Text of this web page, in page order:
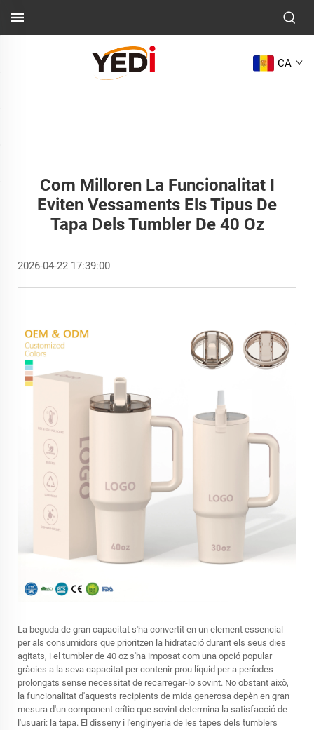
CA
Com Milloren La Funcionalitat I
Eviten Vessaments Els Tipus De
Tapa Dels Tumbler De 40 Oz
2026-04-22 17:39:00
La beguda de gran capacitat s'ha convertit en un element essencial
per als consumidors que prioritzen la hidratació durant els seus dies
agitats, i el tumbler de 40 oz s'ha imposat com una opció popular
gràcies a la seva capacitat per contenir prou líquid per a períodes
prolongats sense necessitat de recarregar-lo sovint. No obstant això,
la funcionalitat d'aquests recipients de mida generosa depèn en gran
mesura d'un component crític que sovint determina la satisfacció de
l'usuari: la tapa. El disseny i l'enginyeria de les tapes dels tumblers